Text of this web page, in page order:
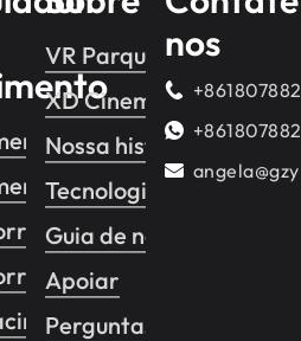
YHY 2
YHY 1
VR
Pro
VR Parque temático
XD Cinema VR
Nossa história
Tecnologia
Guia de negócios
Apoiar
Perguntas frequentes
nos